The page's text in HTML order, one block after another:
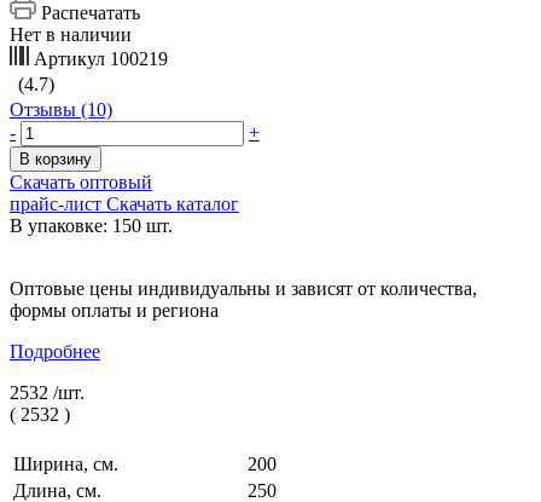
Распечатать
Нет в наличии
Артикул 100219
(4.7)
Отзывы (10)
-
+
В корзину
Скачать оптовый
прайс-лист Скачать каталог
В упаковке: 150 шт.
Оптовые цены индивидуальны и зависят от количества,
формы оплаты и региона
Подробнее
2532 /шт.
( 2532 )
Ширина, см.
200
Длина, см.
250